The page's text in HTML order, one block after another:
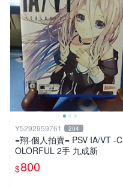
Y5292959761 204
=翔-個人拍賣= PSV IA/VT -C
OLORFUL 2手 九成新
$800